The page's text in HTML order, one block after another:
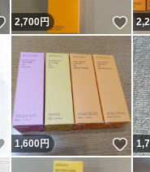
いいね！
2,700円 い
いいね！
1,600円 い